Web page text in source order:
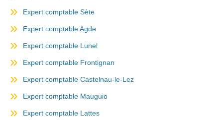
Expert comptable Sète
Expert comptable Agde
Expert comptable Lunel
Expert comptable Frontignan
Expert comptable Castelnau-le-Lez
Expert comptable Mauguio
Expert comptable Lattes